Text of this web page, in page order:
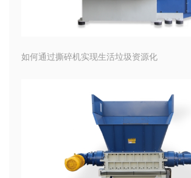
如何通过撕碎机实现生活垃圾资源化